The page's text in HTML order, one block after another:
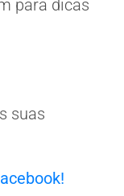
para dicas
suas